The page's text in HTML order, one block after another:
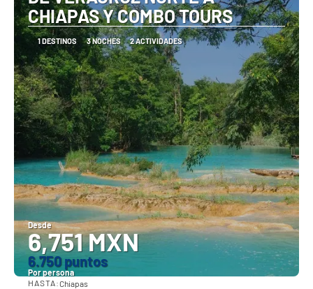
CHIAPAS Y COMBO TOURS
1 DESTINOS 3 NOCHES 2 ACTIVIDADES
Desde
6,751 MXN
6.750 puntos
Por persona
HASTA:Chiapas